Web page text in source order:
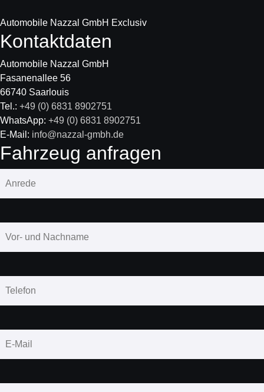
Automobile Nazzal GmbH Exclusiv
Kontaktdaten
Automobile Nazzal GmbH
Fasanenallee 56
66740 Saarlouis
Tel.: +49 (0) 6831 8902751
WhatsApp: +49 (0) 6831 8902751
E-Mail: info@nazzal-gmbh.de
Fahrzeug anfragen